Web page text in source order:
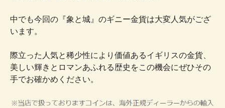
中でも今回の『象と城』のギニー金貨は大変人気がござ
います。
際立った人気と稀少性により価値あるイギリスの金貨、
美しい輝きとロマンあふれる歴史をこの機会にぜひその
手でお確かめください。